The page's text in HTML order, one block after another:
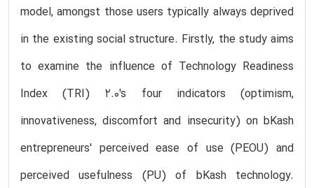
model, amongst those users typically always deprived
in the existing social structure. Firstly, the study aims
to examine the influence of Technology Readiness
Index (TRI) 2.0′s four indicators (optimism,
innovativeness, discomfort and insecurity) on bKash
entrepreneurs' perceived ease of use (PEOU) and
perceived usefulness (PU) of bKash technology.